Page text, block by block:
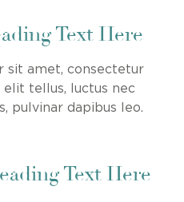
Text Here
sit amet, consectetur
elit tellus, luctus nec
pulvinar dapibus leo.
Text Here